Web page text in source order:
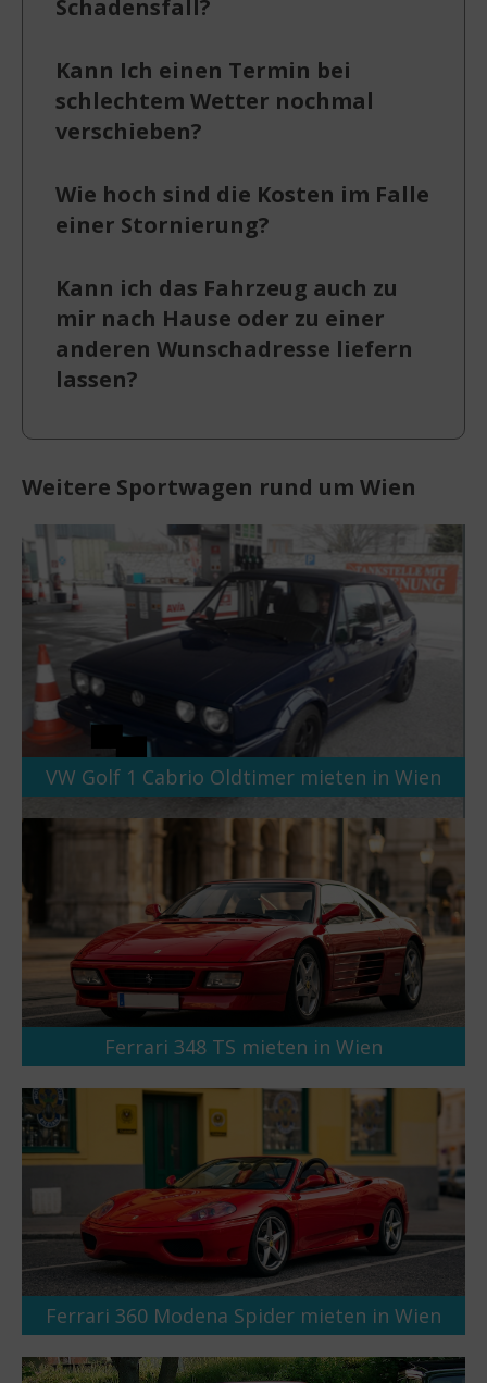
Schadensfall?
Kann Ich einen Termin bei
schlechtem Wetter nochmal
verschieben?
Wie hoch sind die Kosten im Falle
einer Stornierung?
Kann ich das Fahrzeug auch zu
mir nach Hause oder zu einer
anderen Wunschadresse liefern
lassen?
Weitere Sportwagen rund um Wien
VW Golf 1 Cabrio Oldtimer mieten in Wien
Ferrari 348 TS mieten in Wien
Ferrari 360 Modena Spider mieten in Wien